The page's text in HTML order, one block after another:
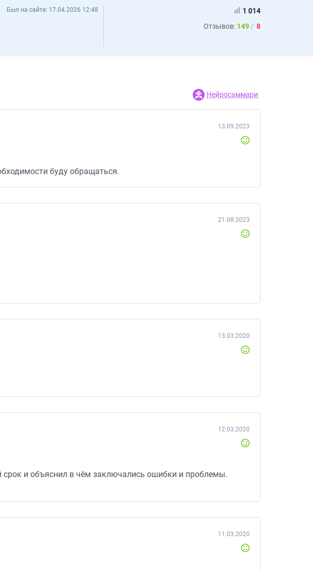
- Отзывы
Был на сайте: 17.04.2026 12:48
1 014
Отзывов: 149 8
Нейросаммари
13.09.2023
буду обращаться.
21.08.2023
13.03.2020
12.03.2020
и объяснил в чём заключались ошибки и проблемы.
11.03.2020